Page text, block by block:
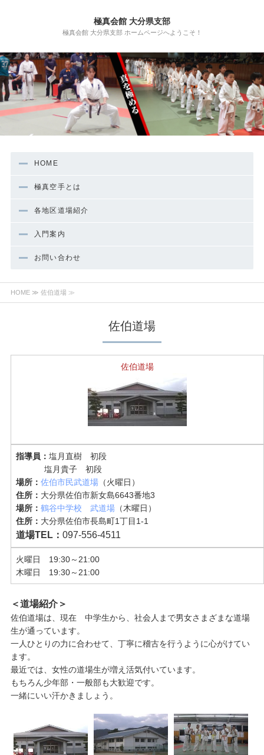
極真会館 大分県支部
極真会館 大分県支部 ホームページへようこそ！
HOME
極真空手とは
各地区道場紹介
入門案内
お問い合わせ
HOME≫ 佐伯道場 ≫
佐伯道場
佐伯道場
指導員： 塩月直樹 初段
塩月貴子 初段
場所： 佐伯市民武道場（火曜日）
住所： 大分県佐伯市新女島6643番地3
場所： 鶴谷中学校 武道場（木曜日）
住所： 大分県佐伯市長島町1丁目1-1
道場TEL： 097-556-4511
火曜日 19:30～21:00
木曜日 19:30～21:00
＜道場紹介＞
佐伯道場は、現在 中学生から、社会人まで男女さまざまな道場
生が通っています。
一人ひとりの力に合わせて、丁寧に稽古を行うように心がけてい
ます。
最近では、女性の道場生が増え活気付いています。
もちろん少年部・一般部も大歓迎です。
一緒にいい汗かきましょう。